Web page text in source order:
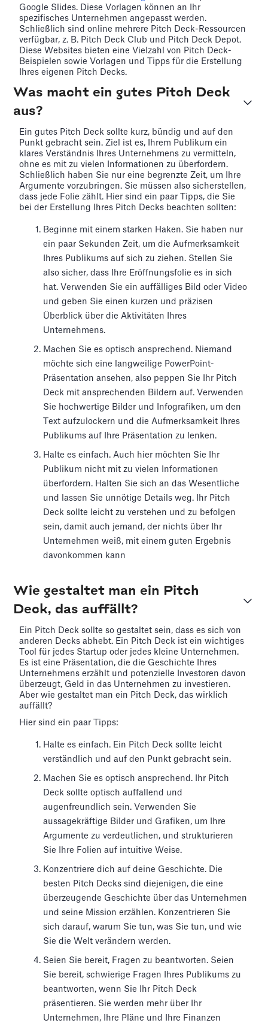
Google Slides. Diese Vorlagen können an Ihr
spezifisches Unternehmen angepasst werden.
Schließlich sind online mehrere Pitch Deck-Ressourcen
verfügbar, z. B. Pitch Deck Club und Pitch Deck Depot.
Diese Websites bieten eine Vielzahl von Pitch Deck-
Beispielen sowie Vorlagen und Tipps für die Erstellung
Ihres eigenen Pitch Decks.
Was macht ein gutes Pitch Deck
aus?
Ein gutes Pitch Deck sollte kurz, bündig und auf den
Punkt gebracht sein. Ziel ist es, Ihrem Publikum ein
klares Verständnis Ihres Unternehmens zu vermitteln,
ohne es mit zu vielen Informationen zu überfordern.
Schließlich haben Sie nur eine begrenzte Zeit, um Ihre
Argumente vorzubringen. Sie müssen also sicherstellen,
dass jede Folie zählt. Hier sind ein paar Tipps, die Sie
bei der Erstellung Ihres Pitch Decks beachten sollten:
Beginne mit einem starken Haken. Sie haben nur
ein paar Sekunden Zeit, um die Aufmerksamkeit
Ihres Publikums auf sich zu ziehen. Stellen Sie
also sicher, dass Ihre Eröffnungsfolie es in sich
hat. Verwenden Sie ein auffälliges Bild oder Video
und geben Sie einen kurzen und präzisen
Überblick über die Aktivitäten Ihres
Unternehmens.
Machen Sie es optisch ansprechend. Niemand
möchte sich eine langweilige PowerPoint-
Präsentation ansehen, also peppen Sie Ihr Pitch
Deck mit ansprechenden Bildern auf. Verwenden
Sie hochwertige Bilder und Infografiken, um den
Text aufzulockern und die Aufmerksamkeit Ihres
Publikums auf Ihre Präsentation zu lenken.
Halte es einfach. Auch hier möchten Sie Ihr
Publikum nicht mit zu vielen Informationen
überfordern. Halten Sie sich an das Wesentliche
und lassen Sie unnötige Details weg. Ihr Pitch
Deck sollte leicht zu verstehen und zu befolgen
sein, damit auch jemand, der nichts über Ihr
Unternehmen weiß, mit einem guten Ergebnis
davonkommen kann
Wie gestaltet man ein Pitch
Deck, das auffällt?
Ein Pitch Deck sollte so gestaltet sein, dass es sich von
anderen Decks abhebt. Ein Pitch Deck ist ein wichtiges
Tool für jedes Startup oder jedes kleine Unternehmen.
Es ist eine Präsentation, die die Geschichte Ihres
Unternehmens erzählt und potenzielle Investoren davon
überzeugt, Geld in das Unternehmen zu investieren.
Aber wie gestaltet man ein Pitch Deck, das wirklich
auffällt?
Hier sind ein paar Tipps:
Halte es einfach. Ein Pitch Deck sollte leicht
verständlich und auf den Punkt gebracht sein.
Machen Sie es optisch ansprechend. Ihr Pitch
Deck sollte optisch auffallend und
augenfreundlich sein. Verwenden Sie
aussagekräftige Bilder und Grafiken, um Ihre
Argumente zu verdeutlichen, und strukturieren
Sie Ihre Folien auf intuitive Weise.
Konzentriere dich auf deine Geschichte. Die
besten Pitch Decks sind diejenigen, die eine
überzeugende Geschichte über das Unternehmen
und seine Mission erzählen. Konzentrieren Sie
sich darauf, warum Sie tun, was Sie tun, und wie
Sie die Welt verändern werden.
Seien Sie bereit, Fragen zu beantworten. Seien
Sie bereit, schwierige Fragen Ihres Publikums zu
beantworten, wenn Sie Ihr Pitch Deck
präsentieren. Sie werden mehr über Ihr
Unternehmen, Ihre Pläne und Ihre Finanzen